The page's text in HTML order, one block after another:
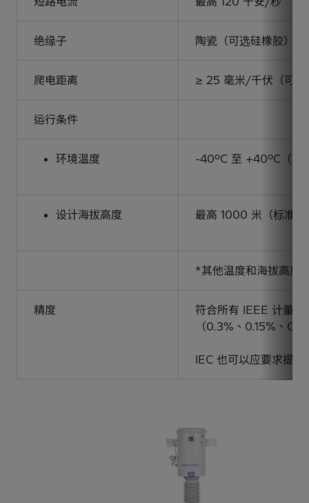
绝缘子 陶瓷（可选硅橡胶）
爬电距离 ≥ 25 毫米/千伏（可按
运行条件
环境温度 -40ºC 至 +40ºC（标
设计海拔高度 最高 1000 米（标准）
*其他温度和海拔高度
精度
符合所有 IEEE 计量和
（0.3%、0.15%、
IEC 也可以应要求提供